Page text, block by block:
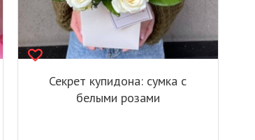
Секрет купидона: сумка с
белыми розами